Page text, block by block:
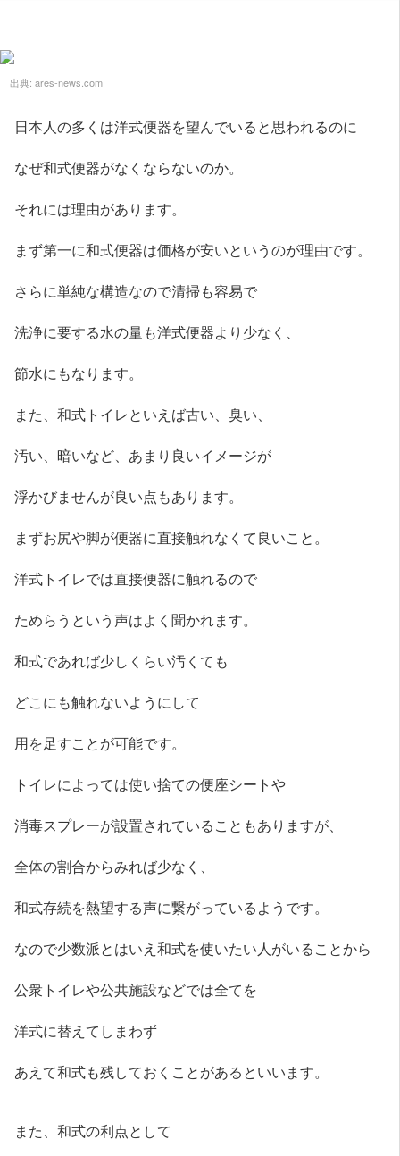
出典: ares-news.com
日本人の多くは洋式便器を望んでいると思われるのに
なぜ和式便器がなくならないのか。
それには理由があります。
まず第一に和式便器は価格が安いというのが理由です。
さらに単純な構造なので清掃も容易で
洗浄に要する水の量も洋式便器より少なく、
節水にもなります。
また、和式トイレといえば古い、臭い、
汚い、暗いなど、あまり良いイメージが
浮かびませんが良い点もあります。
まずお尻や脚が便器に直接触れなくて良いこと。
洋式トイレでは直接便器に触れるので
ためらうという声はよく聞かれます。
和式であれば少しくらい汚くても
どこにも触れないようにして
用を足すことが可能です。
トイレによっては使い捨ての便座シートや
消毒スプレーが設置されていることもありますが、
全体の割合からみれば少なく、
和式存続を熱望する声に繋がっているようです。
なので少数派とはいえ和式を使いたい人がいることから
公衆トイレや公共施設などでは全てを
洋式に替えてしまわず
あえて和式も残しておくことがあるといいます。
また、和式の利点として